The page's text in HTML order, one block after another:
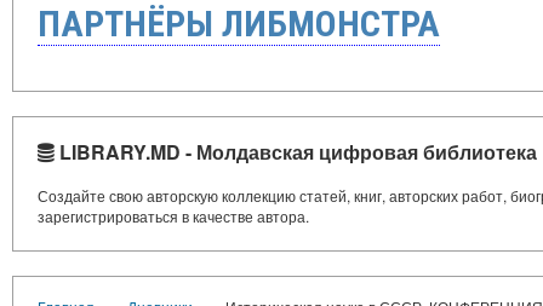
ПАРТНЁРЫ ЛИБМОНСТРА
LIBRARY.MD - Молдавская цифровая библиотека
Создайте свою авторскую коллекцию статей, книг, авторских работ,
зарегистрироваться в качестве автора.